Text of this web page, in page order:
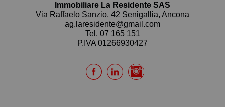
Immobiliare La Residente SAS
Via Raffaelo Sanzio, 42 Senigallia, Ancona
ag.laresidente@gmail.com
Tel. 07 165 151
P.IVA 01266930427